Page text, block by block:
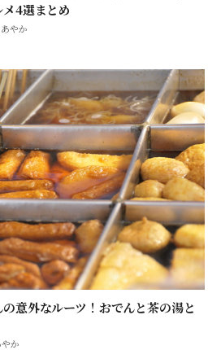
4選まとめ
やか
意外なルーツ！おでんと茶の湯と
か